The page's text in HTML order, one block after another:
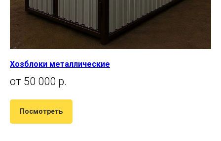
Хозблоки металлические
от 50 000 р.
Посмотреть